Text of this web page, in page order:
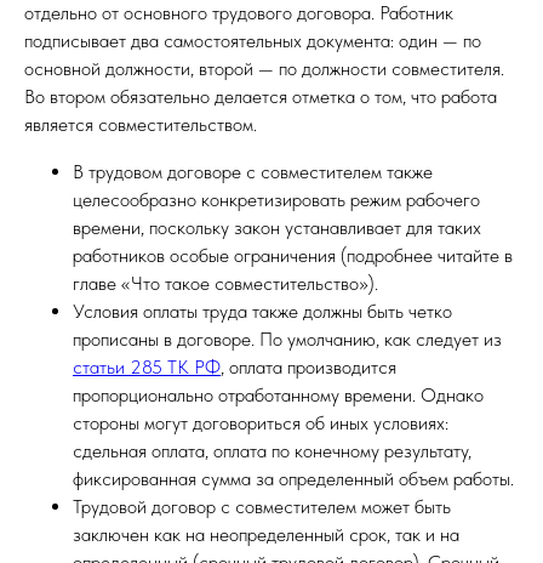
отдельно от основного трудового договора. Работник
подписывает два самостоятельных документа: один — по
основной должности, второй — по должности совместителя.
Во втором обязательно делается отметка о том, что работа
является совместительством.
В трудовом договоре с совместителем также
целесообразно конкретизировать режим рабочего
времени, поскольку закон устанавливает для таких
работников особые ограничения (подробнее читайте в
главе «Что такое совместительство»).
Условия оплаты труда также должны быть четко
прописаны в договоре. По умолчанию, как следует из
статьи 285 ТК РФ, оплата производится
пропорционально отработанному времени. Однако
стороны могут договориться об иных условиях:
сдельная оплата, оплата по конечному результату,
фиксированная сумма за определенный объем работы.
Трудовой договор с совместителем может быть
заключен как на неопределенный срок, так и на